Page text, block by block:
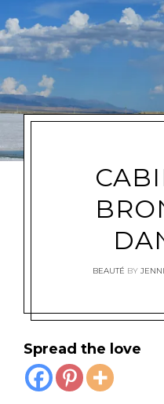
BEAUTÉ BY
Spread the love